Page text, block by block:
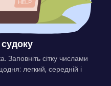
Заповніть сітку числами
легкий, середній і